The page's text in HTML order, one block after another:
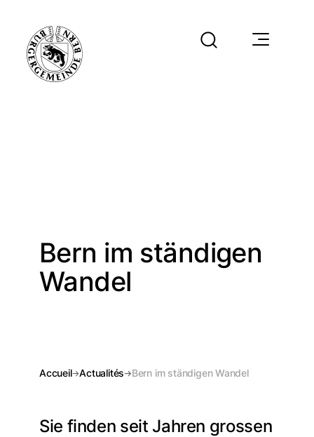
Bern im ständigen
Wandel
Accueil Actualités Bern im ständigen Wandel
Sie finden seit Jahren grossen